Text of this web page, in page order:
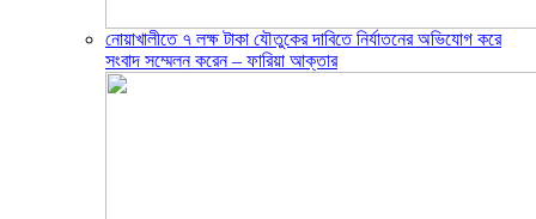
নোয়াখালীতে ৭ লক্ষ টাকা যৌতুকের দাবিতে নির্যাতনের অভিযোগ করে
সংবাদ সম্মেলন করেন – ফারিয়া আক্তার